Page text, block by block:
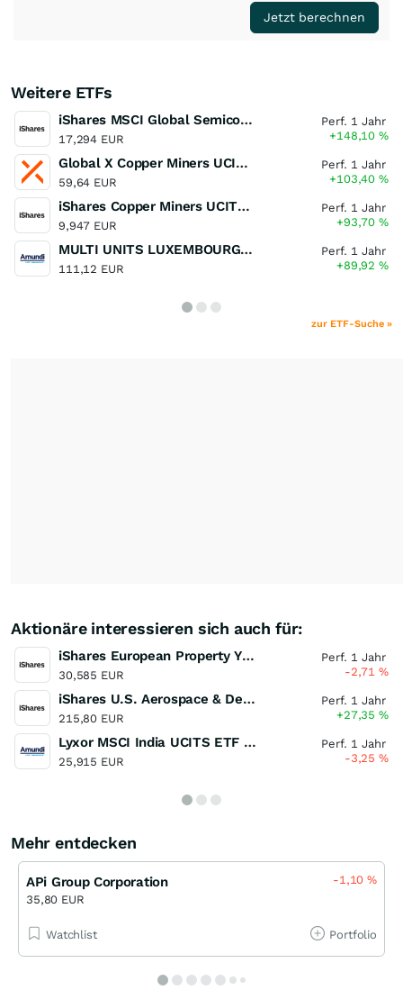
Jetzt berechnen
Weitere ETFs
iShares MSCI Global Semiconductors UCITS ETF USD (Acc)
17,294 EUR
Perf. 1 Jahr
+148,10%
Global X Copper Miners UCITS ETF USD Acc
59,64 EUR
Perf. 1 Jahr
+103,40%
iShares Copper Miners UCITS ETF
9,947 EUR
Perf. 1 Jahr
+93,70%
MULTI UNITS LUXEMBOURG - Lyxor MSCI Semiconductors ESG Filtered
111,12 EUR
Perf. 1 Jahr
+89,92%
zur ETF-Suche »
Aktionäre interessieren sich auch für:
iShares European Property Yield UCITS ETF
30,585 EUR
Perf. 1 Jahr
-2,71%
iShares U.S. Aerospace & Defense ETF
215,80 EUR
Perf. 1 Jahr
+27,35%
Lyxor MSCI India UCITS ETF - Acc (EUR)
25,915 EUR
Perf. 1 Jahr
-3,25%
Mehr entdecken
APi Group Corporation
35,80 EUR
-1,10%
Watchlist Portfolio